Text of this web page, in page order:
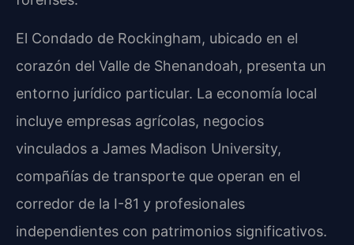
El Condado de Rockingham, ubicado en el
corazón del Valle de Shenandoah, presenta un
entorno jurídico particular. La economía local
incluye empresas agrícolas, negocios
vinculados a James Madison University,
compañías de transporte que operan en el
corredor de la I-81 y profesionales
independientes con patrimonios significativos.